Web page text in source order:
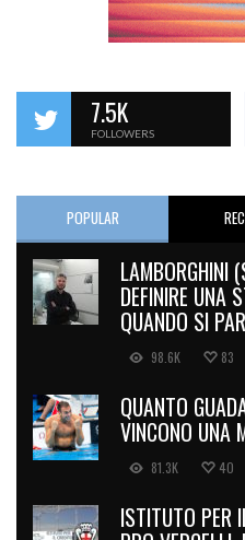
7.5K
FOLLOWERS
POPULAR
LAMBORGHINI
DEFINIRE UNA
QUANDO SI
98.6K 83
QUANTO
VINCONO UNA
81.3K 40
ISTITUTO PER